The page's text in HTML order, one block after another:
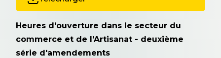
Heures d'ouverture dans le secteur du
commerce et de l'Artisanat - deuxième
série d'amendements